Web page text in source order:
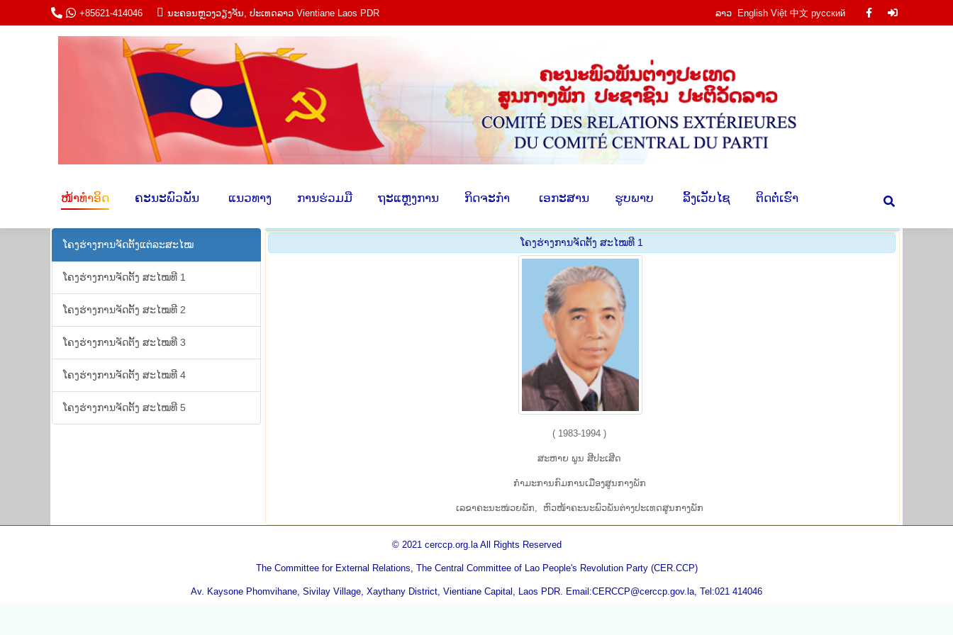
+85621-414046 ນະ​ຄອນຫຼວງວຽງ​ຈັນ, ປະ​ເທດ​ລາວ Vientiane Laos PDR ລາວ English Việt 中文 русский
Facebook
ໜ້າ​ທຳ​ອິດ ຄະ​ນະພົວ​ພັນ​ ​ ແນວ​ທາງ​ ​ການ​ຮ່ວມ​ມື ​ຖະ​ແຫຼງ​ການ ​ກິດ​ຈະ​ກຳ ​ ເອ​ກະ​ສານ ​ຮູບ​ພາບ ​ ລິ້ງ​ເວັບ​ໄຊ ​ຕິດ​ຕໍ່​ເຮົາ Search:
ໂຄງ​ຮ່າງ​ການ​ຈັດ​ຕັ້ງ​ແຕ່​ລະ​ສະ​ໄໝ
ໂຄງ​ຮ່າງ​ການ​ຈັດ​ຕັ້ງ ສະ​ໄໝ​ທີ 1
ໂຄງ​ຮ່າງ​ການ​ຈັດ​ຕັ້ງ ສະ​ໄໝ​ທີ 2
ໂຄງ​ຮ່າງ​ການ​ຈັດ​ຕັ້ງ ສະ​ໄໝ​ທີ 3
ໂຄງ​ຮ່າງ​ການ​ຈັດ​ຕັ້ງ ສະ​ໄໝ​ທີ 4
ໂຄງ​ຮ່າງ​ການ​ຈັດ​ຕັ້ງ ສະ​ໄໝ​ທີ 5
ໂຄງ​ຮ່າງ​ການ​ຈັດ​ຕັ້ງ ສະ​ໄໝ​ທີ 1
( 1983-1994 )
ສະ​ຫາຍ ພູນ ສີ​ປະ​ເສີດ
ກຳ​ມະ​ການ​ກົມ​ການ​ເມືອງ​ສູນ​ກາງ​ພັກ
​ເລ​ຂາ​ຄະ​ນະ​ໜ່ວຍ​ພັກ, ຫົວ​ໜ້າ​ຄະ​ນະ​ພົວ​ພັນ​ຕ່າງ​ປະ​ເທດສູນ​ກາງ​ພັກ
© 2021 cerccp.org.la All Rights Reserved
The Committee for External Relations, The Central Committee of Lao People's Revolution Party (CER.CCP)
Av. Kaysone Phomvihane, Sivilay Village, Xaythany District, Vientiane Capital, Laos PDR. Email:CERCCP@cerccp.gov.la, Tel:021 414046
ໜ້າ​ທຳ​ອິດ ຄະ​ນະພົວ​ພັນ​ ​ ແນວ​ທາງ​ ​ການ​ຮ່ວມ​ມື ​ຖະ​ແຫຼງ​ການ ​ກິດ​ຈະ​ກຳ ​ ເອ​ກະ​ສານ ​ຮູບ​ພາບ ​ ລິ້ງ​ເວັບ​ໄຊ ​ຕິດ​ຕໍ່​ເຮົາ Search: